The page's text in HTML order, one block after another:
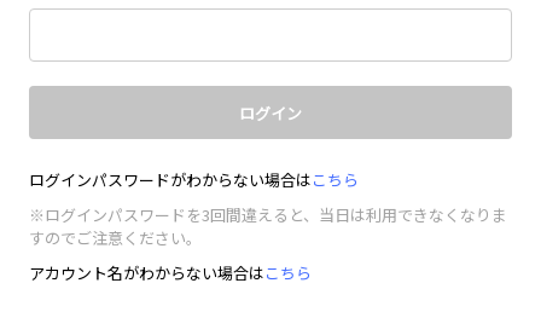
ログイン
ログインパスワードがわからない場合はこちら
※ログインパスワードを3回間違えると、当日は利用できなくなりま
すのでご注意ください。
アカウント名がわからない場合はこちら